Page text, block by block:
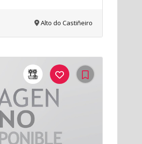
Alto do Castiñeiro
42Me
Gusta